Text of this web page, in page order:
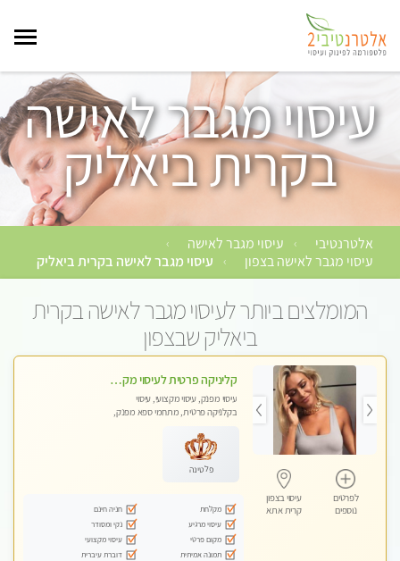
עיסוי מגבר לאישה
בקרית ביאליק
אלטרנטיבי › עיסוי מגבר לאישה ›
עיסוי מגבר לאישה בצפון › עיסוי מגבר לאישה בקרית ביאליק
המומלצים ביותר לעיסוי מגבר לאישה בקרית
ביאליק שבצפון
לפרטים
נוספים
עיסוי בצפון
קרית אתא
קליניקה פרטית לעיסוי מקצועי ואלטרנטיבי ברמה גבוהה VIP תתקשר ..... highly recommended..new in the city
עיסוי מפנק, עיסוי מקצועי, עיסוי
בקלניקה פרטית, מתחמי ספא מפנק,
טנטרה, עיסוי מגבר לגבר, עיסוי מגבר
לאישה
פלטינה
מקלחת
חניה חינם
עיסוי מרגיע
נקי ומסודר
מקום פרטי
עיסוי מקצועי
תמונה אמיתית
דוברת עיברית